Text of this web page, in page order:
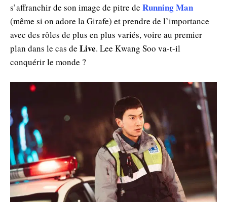
s’affranchir de son image de pitre de Running Man
(même si on adore la Girafe) et prendre de l’importance
avec des rôles de plus en plus variés, voire au premier
plan dans le cas de Live. Lee Kwang Soo va-t-il
conquérir le monde ?